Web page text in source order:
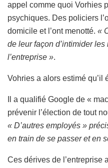
appel comme quoi Vorhies
psychiques. Des policiers
domicile et l’ont menotté. «
de leur façon d’intimider
l’entreprise ».
Vohries a alors estimé qu’il
Il a qualifié Google de «
prévenir l’élection de tout
« D’autres employés »
en train de se passer et en
Ces dérives de l’entreprise